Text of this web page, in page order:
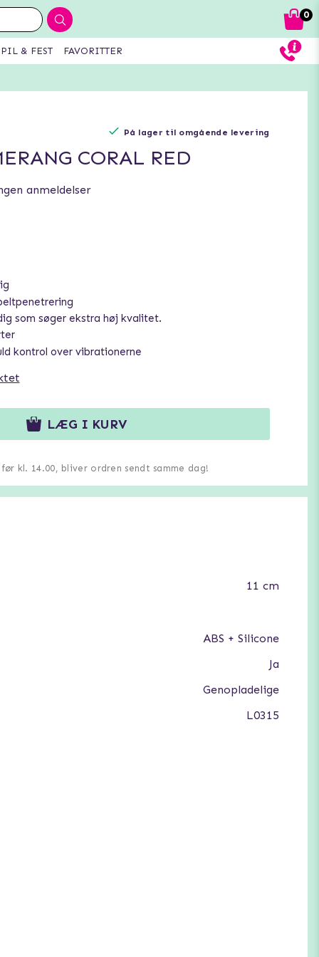
På lager til omgående levering
CORAL RED
anmeldelser
som søger ekstra høj kvalitet.
kontrol over vibrationerne
LÆG I KURV
kl. 14.00, bliver ordren sendt samme dag!
11 cm
ABS + Silicone
Ja
Genopladelige
L0315
0
& FEST FAVORITTER